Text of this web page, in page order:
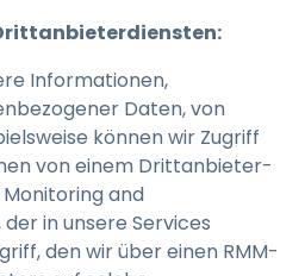
Informationen,
Daten, von
können wir Zugriff
von einem Drittanbieter-
and
in unsere Services
den wir über einen RMM-